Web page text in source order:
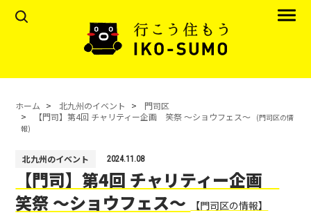
ホーム 北九州のイベント
門司区
【門司】第4回 チャリティー企画 笑祭 ～ショウフェス～ (門司区の情
報)
北九州のイベント 2024.11.08
【門司】第4回 チャリティー企画
笑祭 ～ショウフェス～
【門司区の情報】